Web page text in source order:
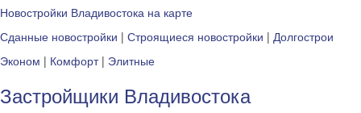
Новостройки Владивостока на карте
Сданные новостройки | Строящиеся новостройки | Долгострои
Эконом | Комфорт| Элитные
Застройщики Владивостока